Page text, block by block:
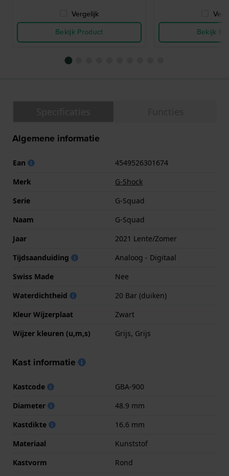
Vergelijk
Bekijk Product
Bekijk
Algemene informatie
Ean
4549526301674
Merk
G-Shock
Serie
G-Squad
Naam
G-Squad
Jaar
2021 Lente/Zomer
Tijdsaanduiding
Analoog - Digitaal
Swiss Made
Nee
Waterdichtheid
20 Bar (duiken)
Kleur Wijzerplaat
Zwart
Wijzer kleuren (u,m,s)
Grijs, Grijs
Kast informatie
Kastcode
GBA-900
Diameter
48.9 mm
Kastdikte
16.6 mm
Materiaal
Kunststof
Kastvorm
Rond